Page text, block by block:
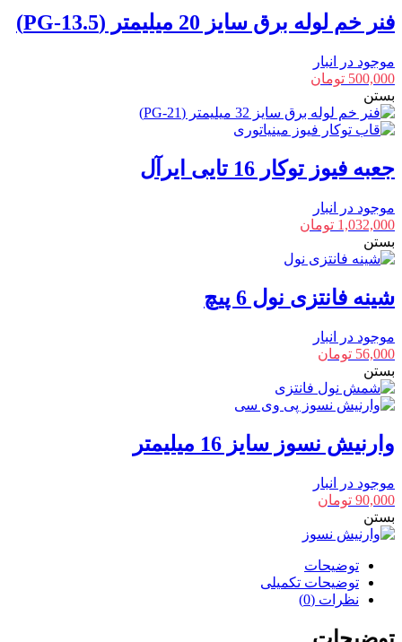
فنر خم لوله برق سایز 20 میلیمتر (PG-13.5)
موجود در انبار
500,000 تومان
بستن
جعبه فیوز توکار 16 تایی ایرآل
موجود در انبار
1,032,000 تومان
بستن
شینه فانتزی نول 6 پیچ
موجود در انبار
56,000 تومان
بستن
وارنیش نسوز سایز 16 میلیمتر
موجود در انبار
90,000 تومان
بستن
توضیحات
توضیحات تکمیلی
نظرات (0)